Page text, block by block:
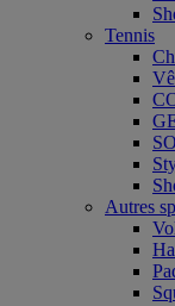
Tennis
Autres